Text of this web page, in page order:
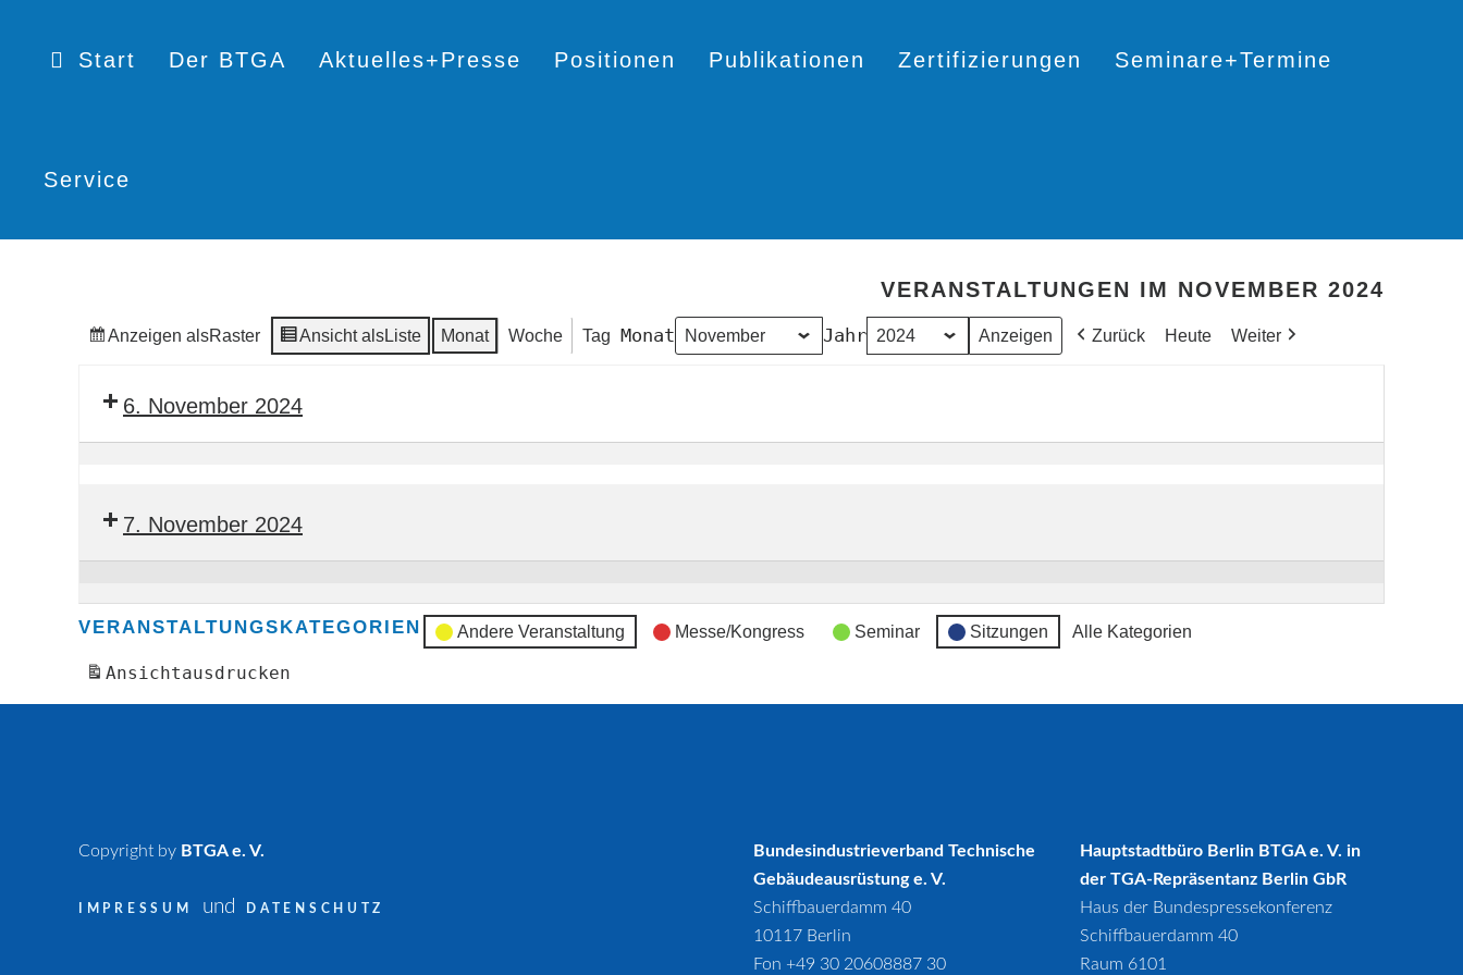
Start Der BTGA Aktuelles+Presse Positionen Publikationen Zertifizierungen Seminare+Termine
Service
VERANSTALTUNGEN IM NOVEMBER 2024
Anzeigen alsRaster Ansicht alsListe Monat Woche Tag Monat Jahr Zurück Heute Weiter
6. November 2024
7. November 2024
Arbeitskreis
VERANSTALTUNGSKATEGORIEN Andere Veranstaltung Messe/Kongress Seminar Sitzungen Alle Kategorien
Ansichtausdrucken
Copyright by BTGA e. V.
IMPRESSUM und DATENSCHUTZ
Bundesindustrieverband Technische
Gebäudeausrüstung e. V.
Schiffbauerdamm 40
10117 Berlin
Fon +49 30 20608887 30
Hauptstadtbüro Berlin BTGA e. V. in
der TGA-Repräsentanz Berlin GbR
Haus der Bundespressekonferenz
Schiffbauerdamm 40
Raum 6101